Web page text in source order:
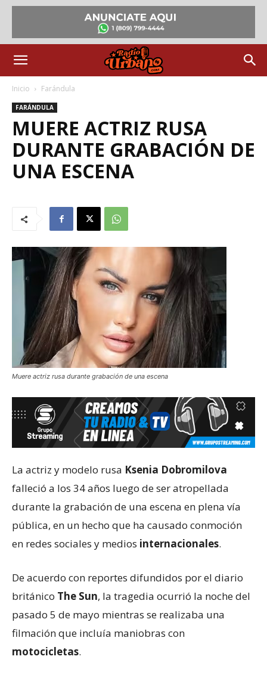
Inicio Farándula
FARÁNDULA
MUERE ACTRIZ RUSA
DURANTE GRABACIÓN DE
UNA ESCENA
Muere actriz rusa durante grabación de una escena
La actriz y modelo rusa Ksenia Dobromilova
falleció a los 34 años luego de ser atropellada
durante la grabación de una escena en plena vía
pública, en un hecho que ha causado conmoción
en redes sociales y medios internacionales.
De acuerdo con reportes difundidos por el diario
británico The Sun, la tragedia ocurrió la noche del
pasado 5 de mayo mientras se realizaba una
filmación que incluía maniobras con
motocicletas.